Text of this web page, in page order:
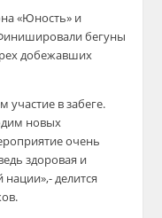
«Юность» и
бегуны
добежавших
в забеге.
новых
очень
здоровая и
нации»,- делится